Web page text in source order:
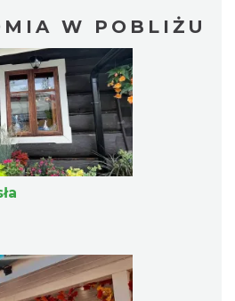
W POBLIŻU